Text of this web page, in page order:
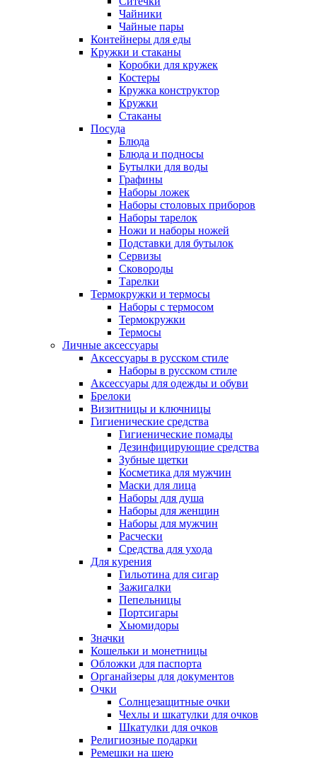
Чайники
Чайные пары
Контейнеры для еды
Кружки и стаканы
Коробки для кружек
Костеры
Кружка конструктор
Кружки
Стаканы
Посуда
Блюда
Блюда и подносы
Бутылки для воды
Графины
Наборы ложек
Наборы столовых приборов
Наборы тарелок
Ножи и наборы ножей
Подставки для бутылок
Сервизы
Сковороды
Тарелки
Термокружки и термосы
Наборы с термосом
Термокружки
Термосы
Личные аксессуары
Аксессуары в русском стиле
Наборы в русском стиле
Аксессуары для одежды и обуви
Брелоки
Визитницы и ключницы
Гигиенические средства
Гигиенические помады
Дезинфицирующие средства
Зубные щетки
Косметика для мужчин
Маски для лица
Наборы для душа
Наборы для женщин
Наборы для мужчин
Расчески
Средства для ухода
Для курения
Гильотина для сигар
Зажигалки
Пепельницы
Портсигары
Хьюмидоры
Значки
Кошельки и монетницы
Обложки для паспорта
Органайзеры для документов
Очки
Солнцезащитные очки
Чехлы и шкатулки для очков
Шкатулки для очков
Религиозные подарки
Ремешки на шею